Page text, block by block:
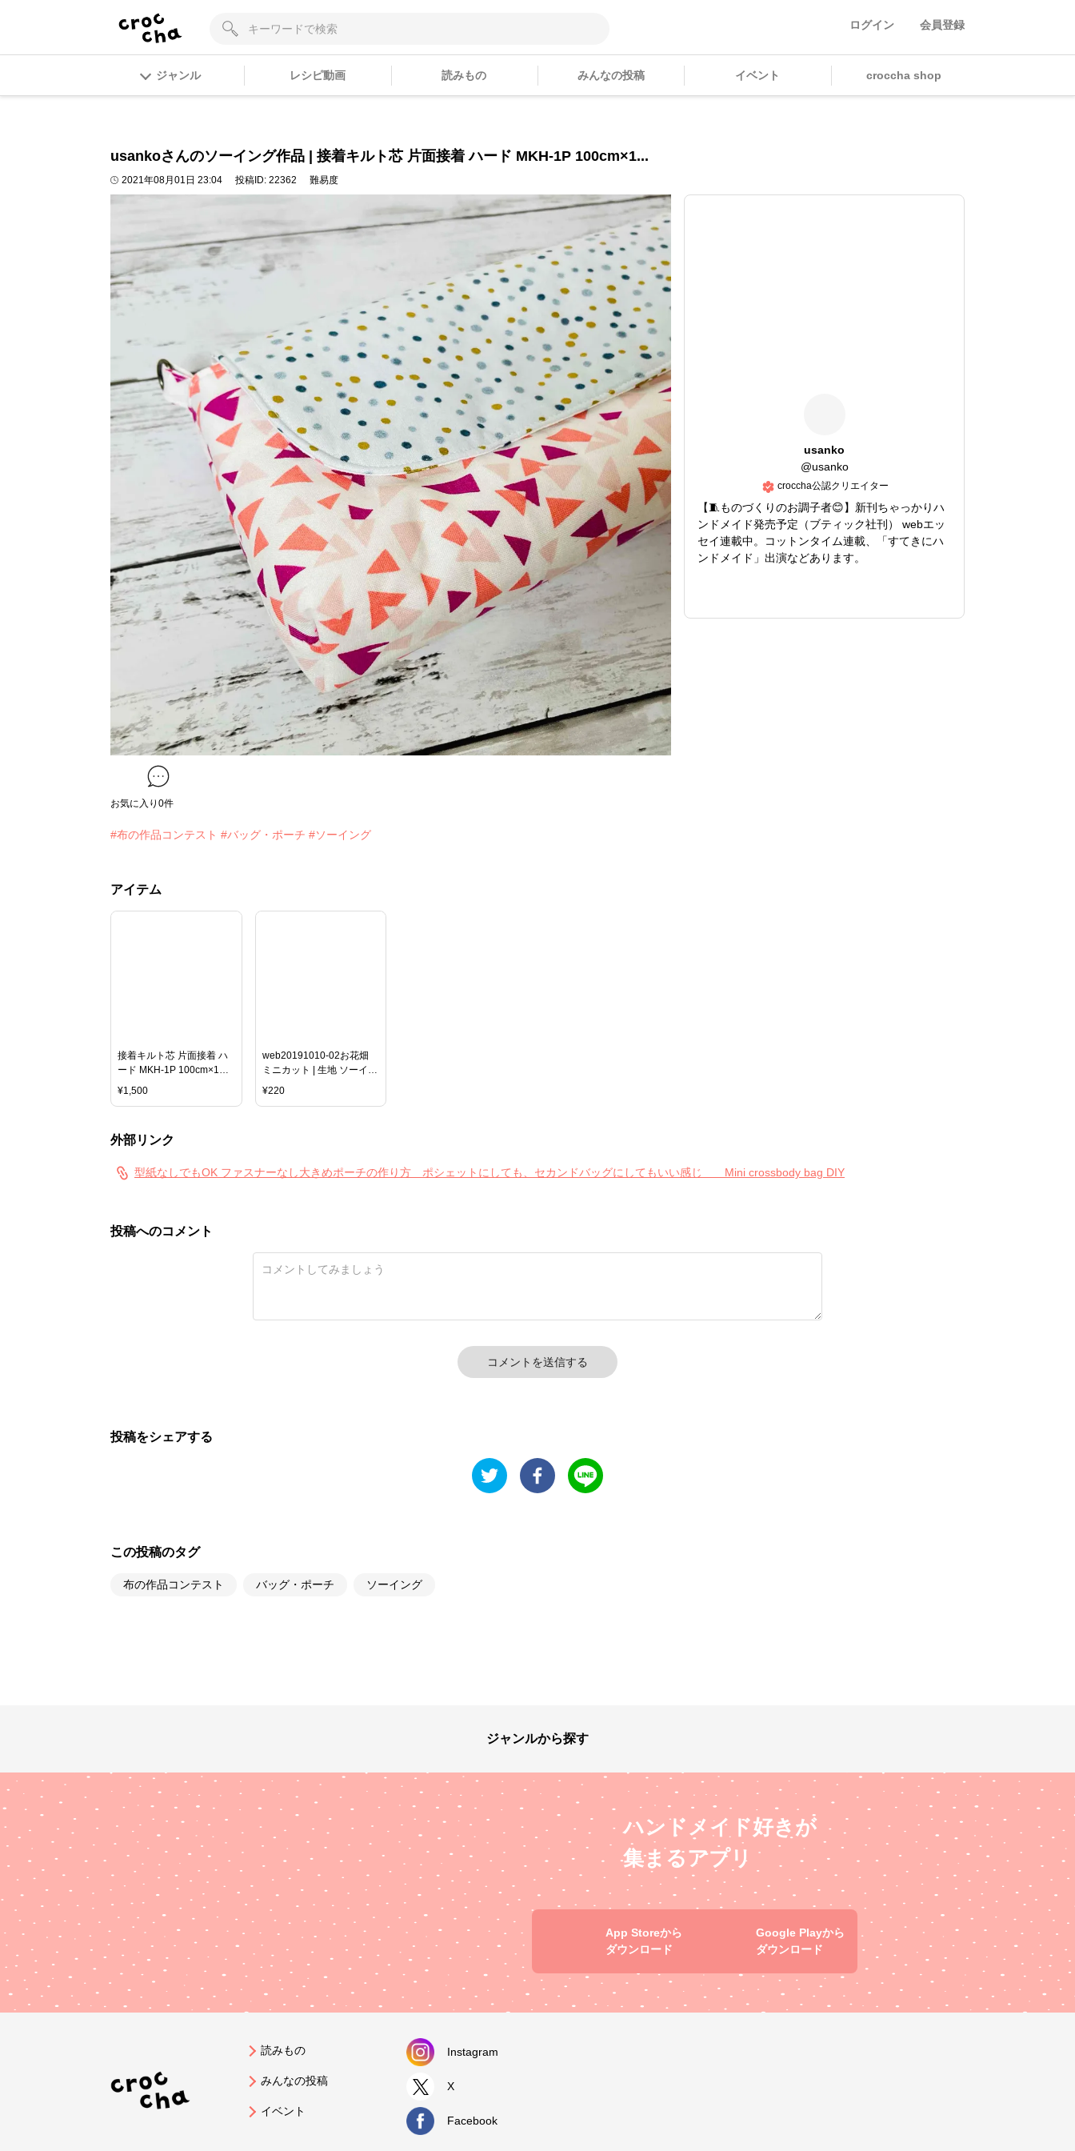
ログイン 会員登録
ジャンル レシピ動画 読みもの みんなの投稿 イベント croccha shop
usankoさんのソーイング作品 | 接着キルト芯 片面接着 ハード MKH-1P 100cm×1...
2021年08月01日 23:04 投稿ID: 22362 難易度
お気に入り 0件
#布の作品コンテスト #バッグ・ポーチ #ソーイング
usanko
@usanko
croccha公認クリエイター
【🧵ものづくりのお調子者😊】新刊ちゃっかりハ
ンドメイド発売予定（ブティック社刊） webエッ
セイ連載中。コットンタイム連載、「すてきにハ
ンドメイド」出演などあります。
アイテム
接着キルト芯 片面接着 ハ
ード MKH-1P 100cm×1m
キルト綿 バイリーン
¥1,500
web20191010-02お花畑
ミニカット | 生地 ソーイン
グ 斉藤謠子 手作り 布 布地
ハギレ はぎれ カットクロ
¥220
外部リンク
型紙なしでもOK ファスナーなし大きめポーチの作り方 ポシェットにしても、セカンドバッグにしてもいい感じ Mini crossbody bag DIY
投稿へのコメント
コメントを送信する
投稿をシェアする
この投稿のタグ
布の作品コンテスト バッグ・ポーチ ソーイング
ジャンルから探す
ハンドメイド好きが
集まるアプリ
App Storeから
ダウンロード
Google Playから
ダウンロード
読みもの
みんなの投稿
イベント
Instagram
X
Facebook